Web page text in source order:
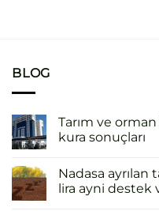
BLOG
Tarım ve orman
kura sonuçları
Nadasa ayrılan
lira ayni destek